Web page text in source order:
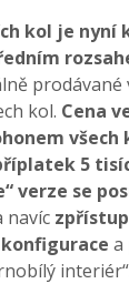
kol je nyní
prodávané
kol. Cena
všech
5
verze se
navíc
a